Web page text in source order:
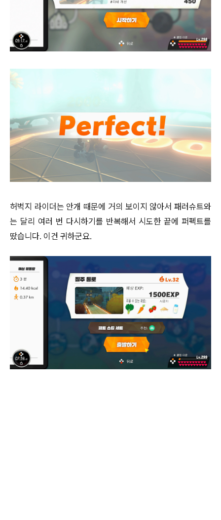
허벅지 라이더는 안개 때문에 거의 보이지 않아서 패러슈트와
는 달리 여러 번 다시하기를 반복해서 시도한 끝에 퍼펙트를
땄습니다. 이건 귀하군요.